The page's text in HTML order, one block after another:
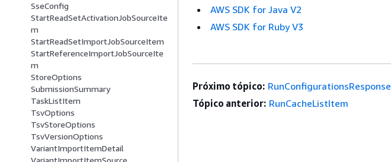
SseConfig
StartReadSetActivationJobSourceIte
m
StartReadSetImportJobSourceItem
StartReferenceImportJobSourceIte
m
StoreOptions
SubmissionSummary
TaskListItem
TsvOptions
TsvStoreOptions
TsvVersionOptions
VariantImportItemDetail
AWS SDK for Java V2
AWS SDK for Ruby V3
Próximo tópico: RunConfigurationsResponse
Tópico anterior: RunCacheListItem